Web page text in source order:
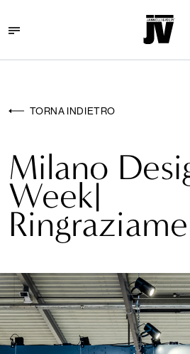
MENU
BRAND
PROGETTI
ABOUT
TORNA INDIETRO
Milano
Week|